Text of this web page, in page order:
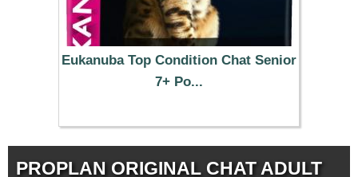
Eukanuba Top Condition Chat Senior
7+ Po...
14.99 €
PROPLAN ORIGINAL CHAT ADULT